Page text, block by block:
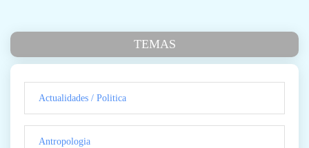
TEMAS
Actualidades / Politica
Antropologia